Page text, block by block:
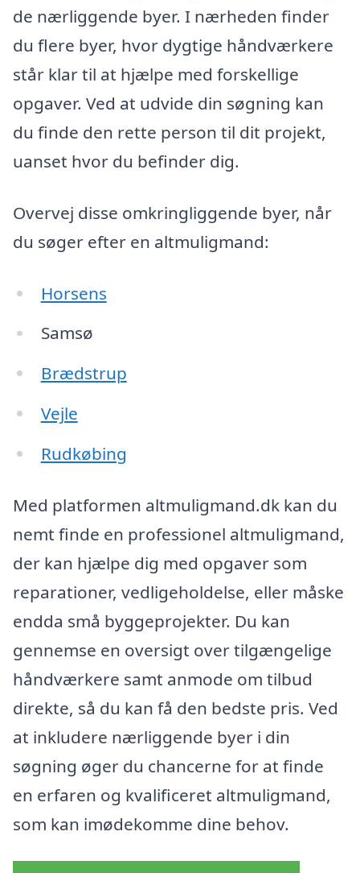
de nærliggende byer. I nærheden finder
du flere byer, hvor dygtige håndværkere
står klar til at hjælpe med forskellige
opgaver. Ved at udvide din søgning kan
du finde den rette person til dit projekt,
uanset hvor du befinder dig.
Overvej disse omkringliggende byer, når
du søger efter en altmuligmand:
Horsens
Samsø
Brædstrup
Vejle
Rudkøbing
Med platformen altmuligmand.dk kan du
nemt finde en professionel altmuligmand,
der kan hjælpe dig med opgaver som
reparationer, vedligeholdelse, eller måske
endda små byggeprojekter. Du kan
gennemse en oversigt over tilgængelige
håndværkere samt anmode om tilbud
direkte, så du kan få den bedste pris. Ved
at inkludere nærliggende byer i din
søgning øger du chancerne for at finde
en erfaren og kvalificeret altmuligmand,
som kan imødekomme dine behov.